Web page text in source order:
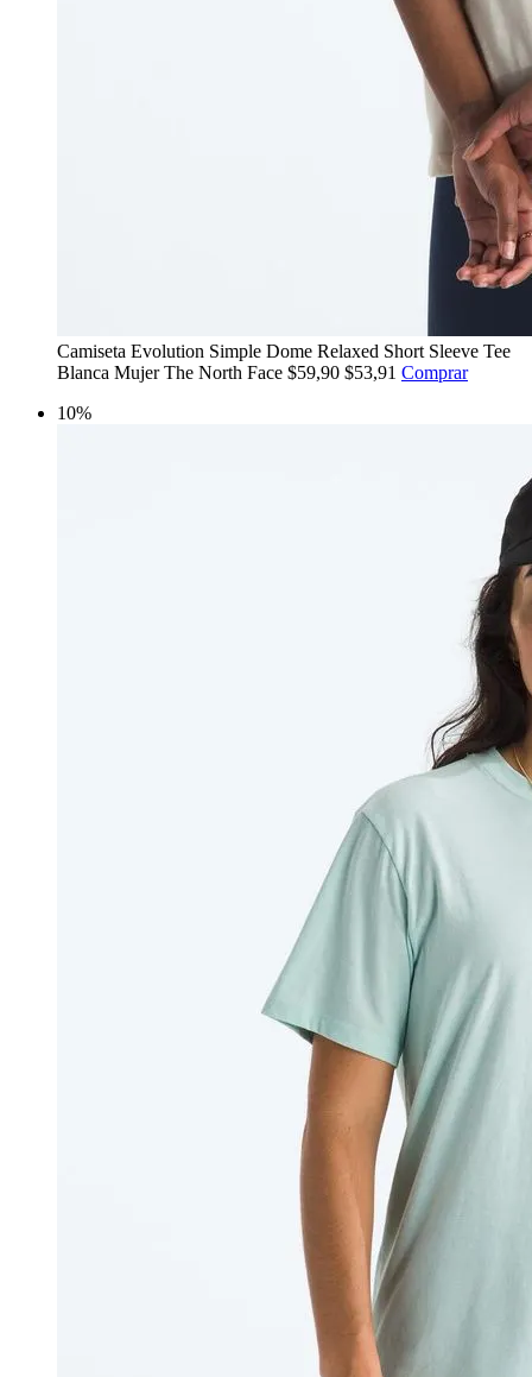
Camiseta Evolution Simple Dome Relaxed Short Sleeve Tee
Blanca Mujer The North Face $59,90 $53,91 Comprar
10%